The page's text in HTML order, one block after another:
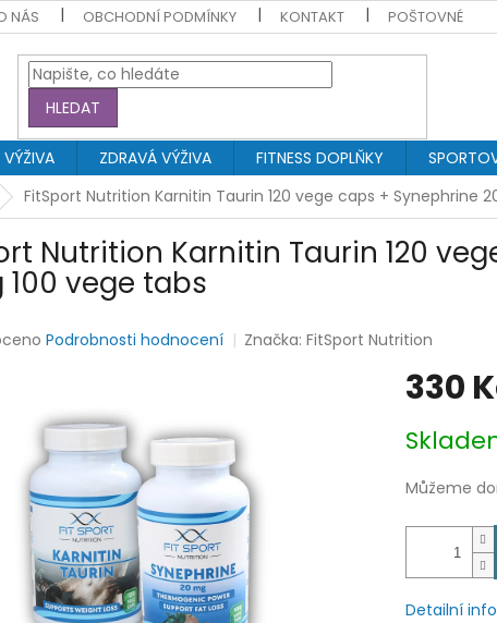
NÁS OBCHODNÍ PODMÍNKY KONTAKT POŠTOVNÉ
HLEDAT
ZDRAVÁ VÝŽIVA FITNESS DOPLŇKY
FitSport Nutrition Karnitin Taurin 120 vege caps + Synephrine
Nutrition Karnitin Taurin 120
100 vege tabs
Podrobnosti hodnocení Značka:FitSport Nutrition
330
cena:
Můžeme
Detailní